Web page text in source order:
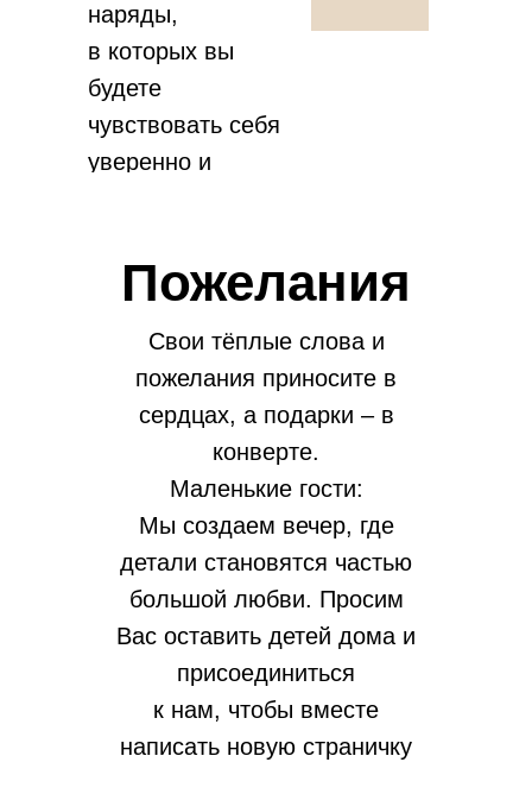
наряды,
в которых вы
будете
чувствовать себя
уверенно и
придержать
цветовую гамму»
Свои тёплые слова и
пожелания приносите в
сердцах, а подарки – в
конверте.
Маленькие гости:
Мы создаем вечер, где
детали становятся частью
большой любви. Просим
Вас оставить детей дома и
присоединиться
к нам, чтобы вместе
написать новую страничку
Пожелания
0
дней
:0
часов
:0
минут
: 0
секунд